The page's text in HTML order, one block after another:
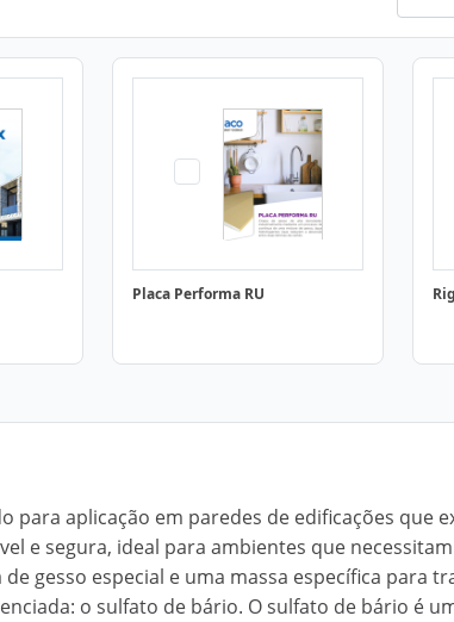
Placa Performa RU
para aplicação em paredes de edificações que
e segura, ideal para ambientes que
gesso especial e uma massa específica para
o sulfato de bário. O sulfato de bário é